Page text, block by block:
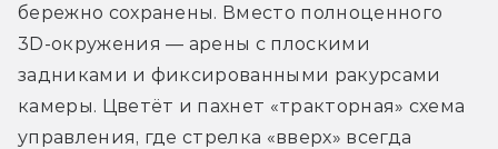
бережно сохранены. Вместо полноценного
3D-окружения — арены с плоскими
задниками и фиксированными ракурсами
камеры. Цветёт и пахнет «тракторная» схема
управления, где стрелка «вверх» всегда